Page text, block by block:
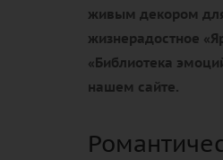
живым декором
жизнерадостное
«Библиотека
нашем сайте.